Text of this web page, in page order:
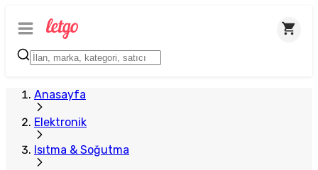
Anasayfa
Elektronik
Isıtma & Soğutma